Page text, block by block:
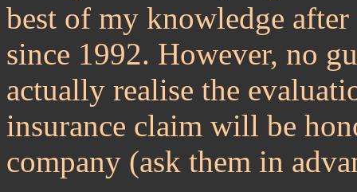
best of my knowledge
since 1992. However, no
actually realise the
insurance claim will be
company (ask them in